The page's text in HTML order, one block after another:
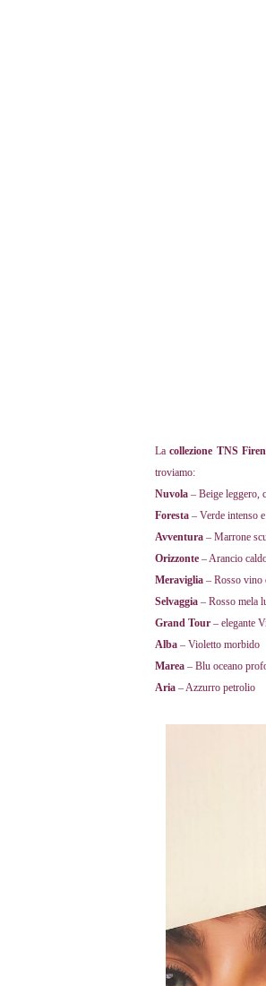
Lacollezione TNS
troviamo:
Nuvola – Beige leggero,
Foresta – Verde intenso
Avventura – Marrone
Orizzonte – Arancio
Meraviglia – Rosso vino
Selvaggia – Rosso mela
Grand Tour – elegante
Alba – Violetto morbido
Marea – Blu oceano
Aria – Azzurro petrolio